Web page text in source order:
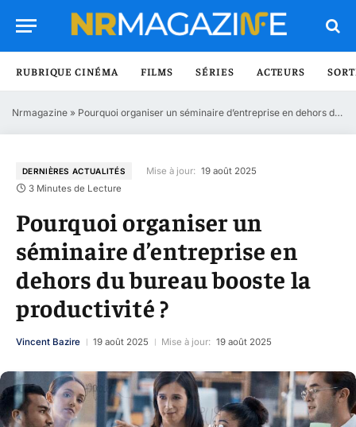
RUBRIQUE CINÉMA FILMS SÉRIES ACTEURS
Nrmagazine » Pourquoi organiser un séminaire d’entreprise en dehors du bureau booste la productivité ?
DERNIÈRES ACTUALITÉS Mise à jour: 19 août 2025
3 Minutes de Lecture
Pourquoi organiser un
séminaire d’entreprise en
dehors du bureau booste la
productivité ?
Vincent Bazire 19 août 2025 Mise à jour: 19 août 2025